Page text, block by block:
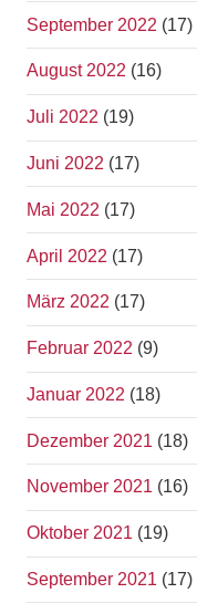
September 2022 (17)
August 2022 (16)
Juli 2022 (19)
Juni 2022 (17)
Mai 2022 (17)
April 2022 (17)
März 2022 (17)
Februar 2022 (9)
Januar 2022 (18)
Dezember 2021 (18)
November 2021 (16)
Oktober 2021 (19)
September 2021 (17)